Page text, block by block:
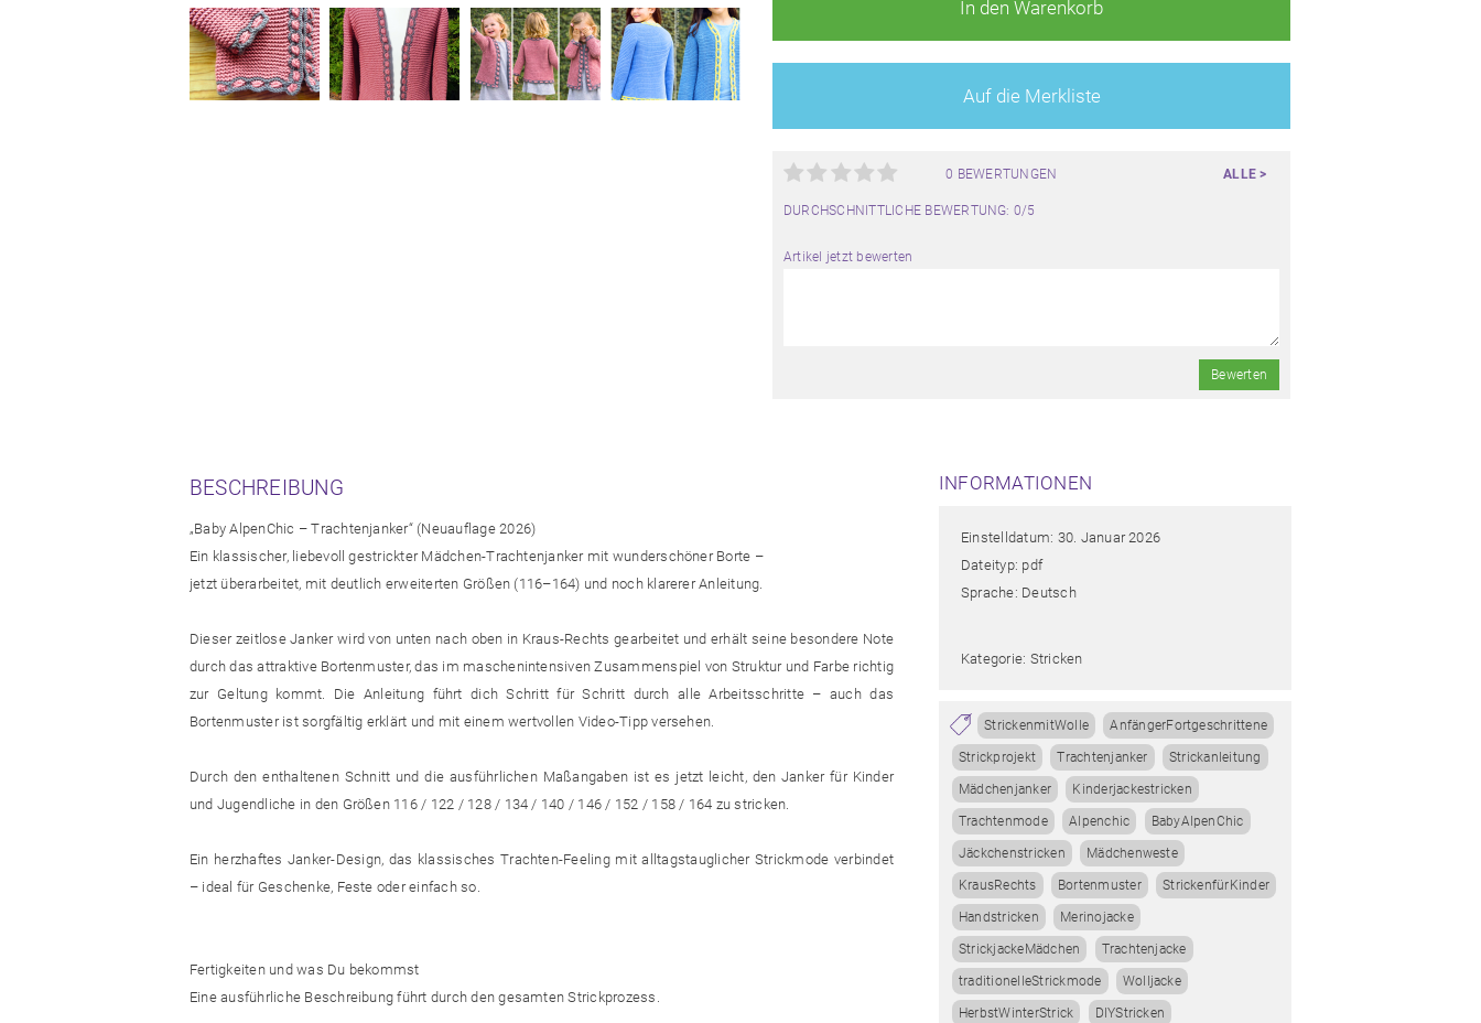
In den Warenkorb
Auf die Merkliste
0 BEWERTUNGEN ALLE >
DURCHSCHNITTLICHE BEWERTUNG: 0/5
Artikel jetzt bewerten
Bewerten
BESCHREIBUNG
„Baby AlpenChic – Trachtenjanker“ (Neuauflage 2026)
Ein klassischer, liebevoll gestrickter Mädchen-Trachtenjanker mit wunderschöner Borte –
jetzt überarbeitet, mit deutlich erweiterten Größen (116–164) und noch klarerer Anleitung.
Dieser zeitlose Janker wird von unten nach oben in Kraus-Rechts gearbeitet und erhält seine besondere Note
durch das attraktive Bortenmuster, das im maschenintensiven Zusammenspiel von Struktur und Farbe richtig
zur Geltung kommt. Die Anleitung führt dich Schritt für Schritt durch alle Arbeitsschritte – auch das
Bortenmuster ist sorgfältig erklärt und mit einem wertvollen Video-Tipp versehen.
Durch den enthaltenen Schnitt und die ausführlichen Maßangaben ist es jetzt leicht, den Janker für Kinder
und Jugendliche in den Größen 116 / 122 / 128 / 134 / 140 / 146 / 152 / 158 / 164 zu stricken.
Ein herzhaftes Janker-Design, das klassisches Trachten-Feeling mit alltagstauglicher Strickmode verbindet
– ideal für Geschenke, Feste oder einfach so.
Fertigkeiten und was Du bekommst
Eine ausführliche Beschreibung führt durch den gesamten Strickprozess.
INFORMATIONEN
Einstelldatum: 30. Januar 2026
Dateityp: pdf
Sprache: Deutsch
Kategorie: Stricken
StrickenmitWolle AnfängerFortgeschrittene
Strickprojekt Trachtenjanker Strickanleitung
Mädchenjanker Kinderjackestricken
Trachtenmode Alpenchic BabyAlpenChic
Jäckchenstricken Mädchenweste
KrausRechts Bortenmuster StrickenfürKinder
Handstricken Merinojacke
StrickjackeMädchen Trachtenjacke
traditionelleStrickmode Wolljacke
HerbstWinterStrick DIYStricken